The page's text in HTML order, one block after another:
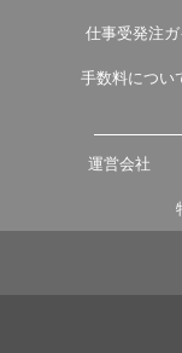
仕事受発注
手数料につい
運営会社